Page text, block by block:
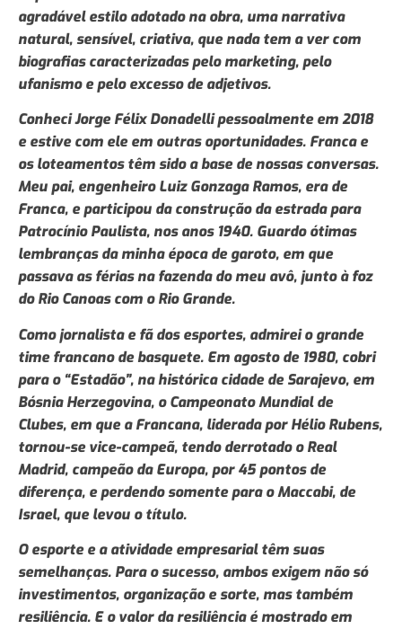
agradável estilo adotado na obra, uma narrativa
natural, sensível, criativa, que nada tem a ver com
biografias caracterizadas pelo marketing, pelo
ufanismo e pelo excesso de adjetivos.
Conheci Jorge Félix Donadelli pessoalmente em 2018
e estive com ele em outras oportunidades. Franca e
os loteamentos têm sido a base de nossas conversas.
Meu pai, engenheiro Luiz Gonzaga Ramos, era de
Franca, e participou da construção da estrada para
Patrocínio Paulista, nos anos 1940. Guardo ótimas
lembranças da minha época de garoto, em que
passava as férias na fazenda do meu avô, junto à foz
do Rio Canoas com o Rio Grande.
Como jornalista e fã dos esportes, admirei o grande
time francano de basquete. Em agosto de 1980, cobri
para o “Estadão”, na histórica cidade de Sarajevo, em
Bósnia Herzegovina, o Campeonato Mundial de
Clubes, em que a Francana, liderada por Hélio Rubens,
tornou-se vice-campeã, tendo derrotado o Real
Madrid, campeão da Europa, por 45 pontos de
diferença, e perdendo somente para o Maccabi, de
Israel, que levou o título.
O esporte e a atividade empresarial têm suas
semelhanças. Para o sucesso, ambos exigem não só
investimentos, organização e sorte, mas também
resiliência. E o valor da resiliência é mostrado em